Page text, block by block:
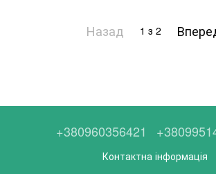
Назад 1 з 2
+380960356421
Контактна інформація